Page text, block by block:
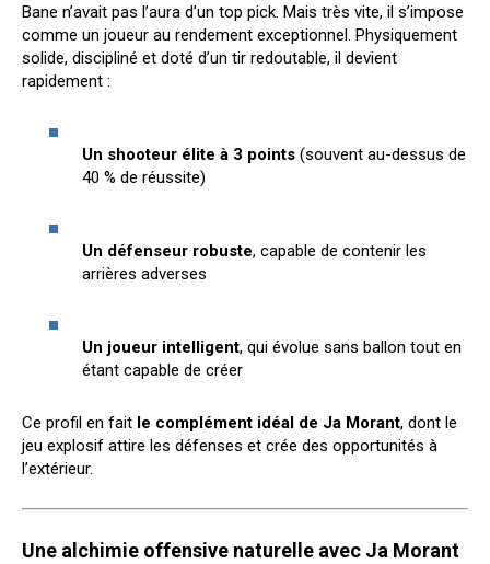
Bane n’avait pas l’aura d’un top pick. Mais très vite, il s’impose
comme un joueur au rendement exceptionnel. Physiquement
solide, discipliné et doté d’un tir redoutable, il devient
rapidement :
Un shooteur élite à 3 points (souvent au-dessus de
40 % de réussite)
Un défenseur robuste, capable de contenir les
arrières adverses
Un joueur intelligent, qui évolue sans ballon tout en
étant capable de créer
Ce profil en fait le complément idéal de Ja Morant, dont le
jeu explosif attire les défenses et crée des opportunités à
l’extérieur.
Une alchimie offensive naturelle avec Ja Morant